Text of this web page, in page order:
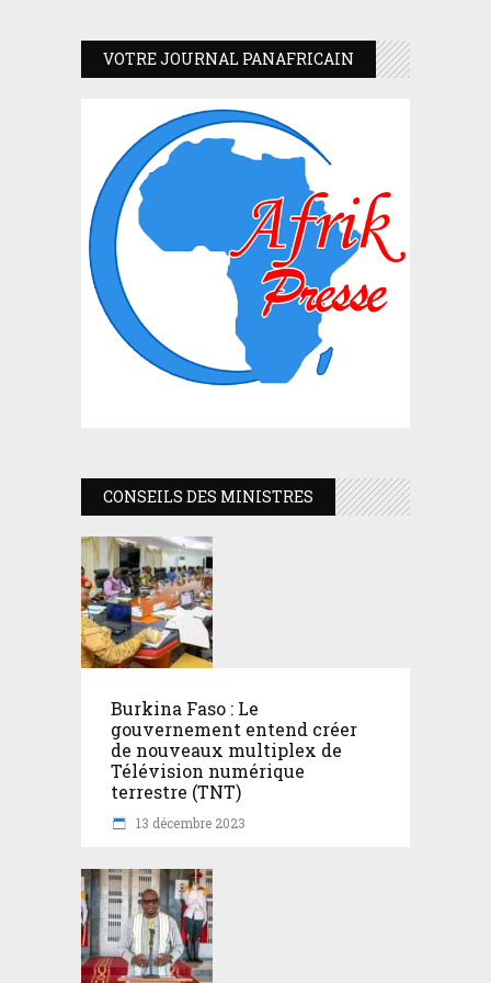
VOTRE JOURNAL PANAFRICAIN
CONSEILS DES MINISTRES
Burkina Faso : Le
gouvernement entend créer
de nouveaux multiplex de
Télévision numérique
terrestre (TNT)
13 décembre 2023